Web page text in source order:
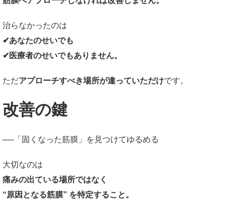
治らなかったのは
✔あなたのせいでも
✔医療者のせいでもありません。
ただアプローチすべき場所が違っていただけです。
改善の鍵
──「固くなった筋膜」を見つけてゆるめる
大切なのは
痛みの出ている場所ではなく
“原因となる筋膜” を特定すること。